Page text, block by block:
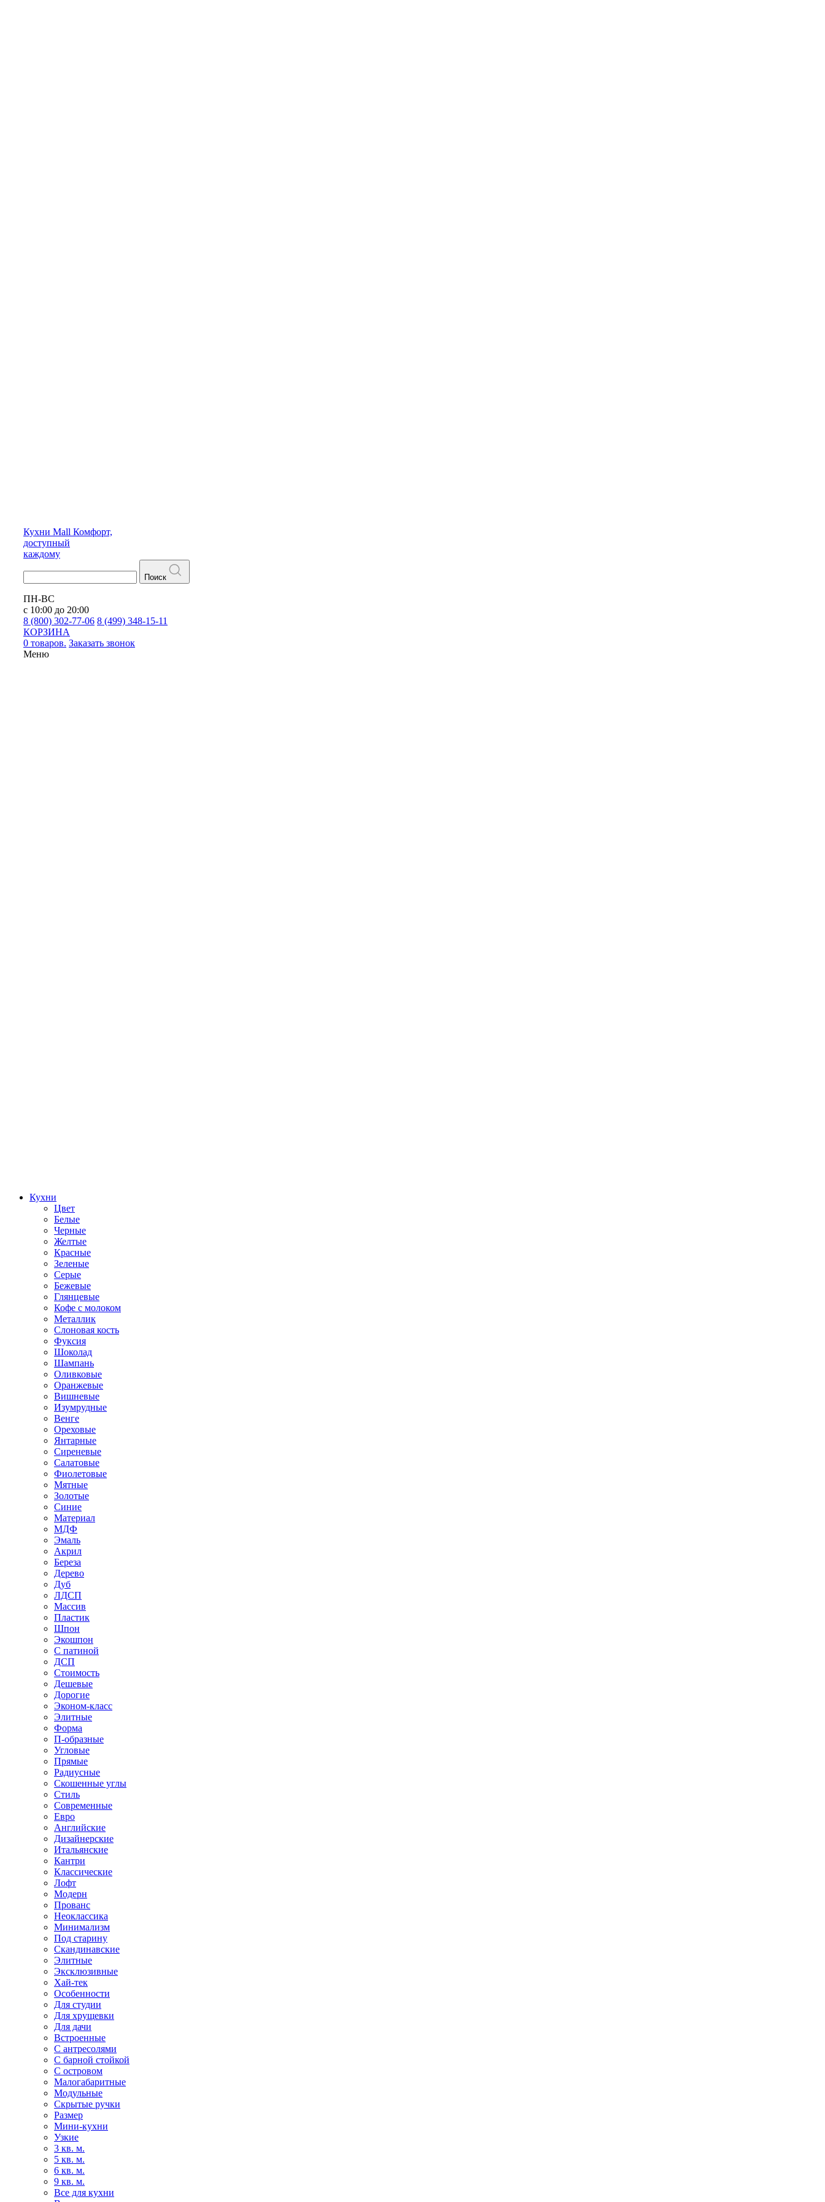
Кухни Mall Комфорт,
доступный
каждому
Поиск
ПН-ВС
с 10:00 до 20:00
8 (800) 302-77-06 8 (499) 348-15-11
КОРЗИНА
0 товаров. Заказать звонок
Меню
Кухни
Цвет
Белые
Черные
Желтые
Красные
Зеленые
Серые
Бежевые
Глянцевые
Кофе с молоком
Металлик
Слоновая кость
Фуксия
Шоколад
Шампань
Оливковые
Оранжевые
Вишневые
Изумрудные
Венге
Ореховые
Янтарные
Сиреневые
Салатовые
Фиолетовые
Мятные
Золотые
Синие
Материал
МДФ
Эмаль
Акрил
Береза
Дерево
Дуб
ЛДСП
Массив
Пластик
Шпон
Экошпон
С патиной
ДСП
Стоимость
Дешевые
Дорогие
Эконом-класс
Элитные
Форма
П-образные
Угловые
Прямые
Радиусные
Скошенные углы
Стиль
Современные
Евро
Английские
Дизайнерские
Итальянские
Кантри
Классические
Лофт
Модерн
Прованс
Неоклассика
Минимализм
Под старину
Скандинавские
Элитные
Эксклюзивные
Хай-тек
Особенности
Для студии
Для хрущевки
Для дачи
Встроенные
С антресолями
С барной стойкой
С островом
Малогабаритные
Модульные
Скрытые ручки
Размер
Мини-кухни
Узкие
3 кв. м.
5 кв. м.
6 кв. м.
9 кв. м.
Все для кухни